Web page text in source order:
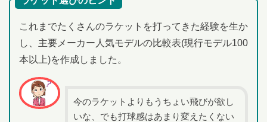
これまでたくさんのラケットを打ってきた経験を生か
し、主要メーカー人気モデルの比較表(現行モデル100
本以上)を作成しました。
今のラケットよりもうちょい飛びが欲し
いな、でも打球感はあまり変えたくない